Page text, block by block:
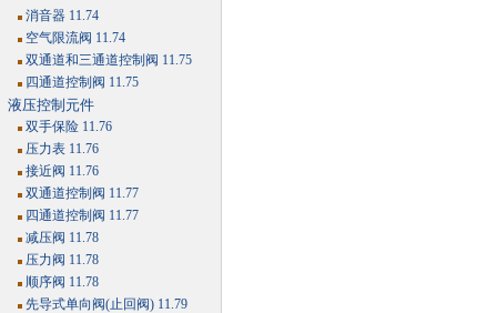
消音器 11.74
空气限流阀 11.74
双通道和三通道控制阀 11.75
四通道控制阀 11.75
液压控制元件
双手保险 11.76
压力表 11.76
接近阀 11.76
双通道控制阀 11.77
四通道控制阀 11.77
减压阀 11.78
压力阀 11.78
顺序阀 11.78
先导式单向阀(止回阀) 11.79